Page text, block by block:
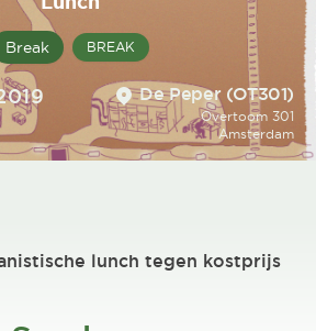
Break BREAK
Location
De Peper (OT301)
Overtoom 301
Amsterdam
lunch tegen kostprijs